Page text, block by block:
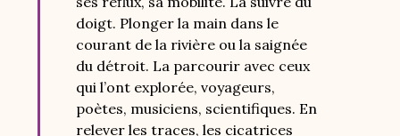
doigt. Plonger la main dans le
courant de la rivière ou la saignée
du détroit. La parcourir avec ceux
qui l’ont explorée, voyageurs,
poètes, musiciens, scientifiques. En
relever les traces, les cicatrices